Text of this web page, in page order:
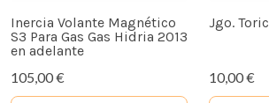
Inercia Volante Magnético
S3 Para Gas Gas Hidria 2013
en adelante
105,00 €
Jgo.
10,00 €